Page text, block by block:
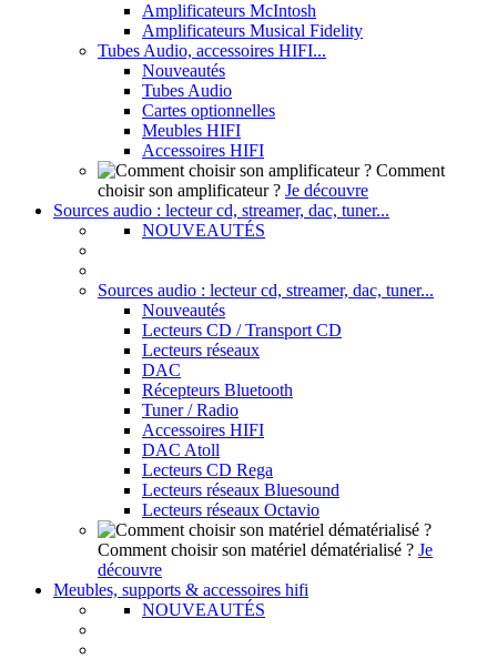
Amplificateurs McIntosh
Amplificateurs Musical Fidelity
Tubes Audio, accessoires HIFI...
Nouveautés
Tubes Audio
Cartes optionnelles
Meubles HIFI
Accessoires HIFI
Comment
choisir son amplificateur ? Je découvre
Sources audio : lecteur cd, streamer, dac, tuner...
NOUVEAUTÉS
Sources audio : lecteur cd, streamer, dac, tuner...
Nouveautés
Lecteurs CD / Transport CD
Lecteurs réseaux
DAC
Récepteurs Bluetooth
Tuner / Radio
Accessoires HIFI
DAC Atoll
Lecteurs CD Rega
Lecteurs réseaux Bluesound
Lecteurs réseaux Octavio
Comment choisir son matériel dématérialisé ? Je
découvre
Meubles, supports & accessoires hifi
NOUVEAUTÉS